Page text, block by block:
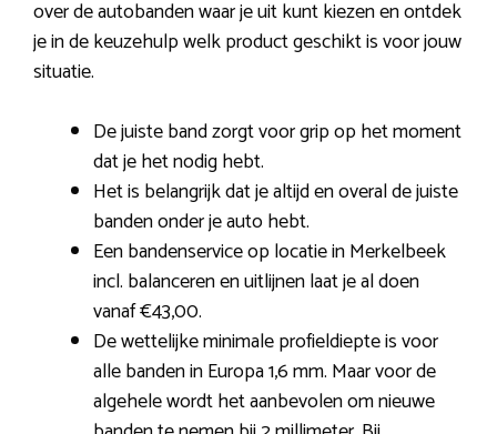
over de autobanden waar je uit kunt kiezen en ontdek
je in de keuzehulp welk product geschikt is voor jouw
situatie.
De juiste band zorgt voor grip op het moment
dat je het nodig hebt.
Het is belangrijk dat je altijd en overal de juiste
banden onder je auto hebt.
Een bandenservice op locatie in Merkelbeek
incl. balanceren en uitlijnen laat je al doen
vanaf €43,00.
De wettelijke minimale profieldiepte is voor
alle banden in Europa 1,6 mm. Maar voor de
algehele wordt het aanbevolen om nieuwe